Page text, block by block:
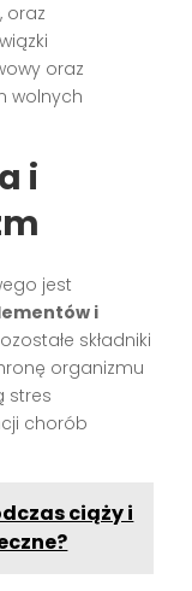
, oraz
oraz
wolnych
i
jest
i
składniki
organizmu
stres
chorób
ciąży i